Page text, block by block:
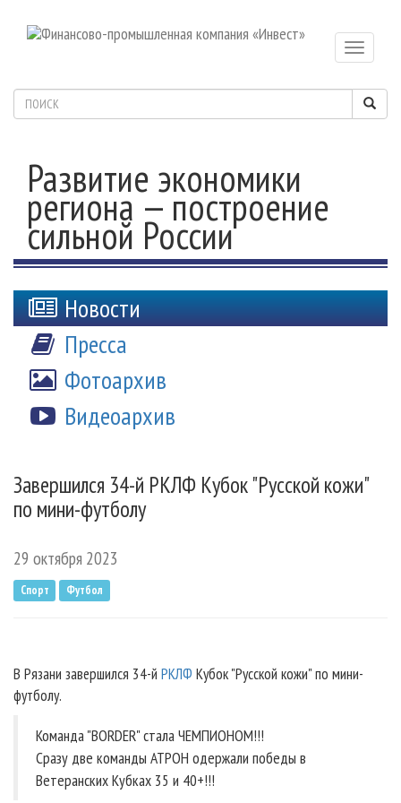
Toggle
navigation
Развитие экономики
региона — построение
сильной России
Новости
Пресса
Фотоархив
Видеоархив
Завершился 34-й РКЛФ Кубок "Русской кожи"
по мини-футболу
29 октября 2023
Спорт Футбол
В Рязани завершился 34-й РКЛФ Кубок "Русской кожи" по мини-
футболу.
Команда "BORDER" стала ЧЕМПИОНОМ!!!
Сразу две команды АТРОН одержали победы в
Ветеранских Кубках 35 и 40+!!!